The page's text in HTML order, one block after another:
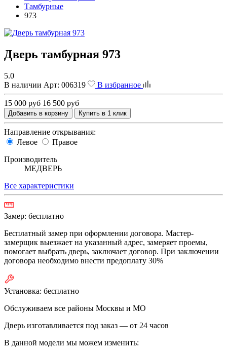
Тамбурные
973
Дверь тамбурная 973
5.0
В наличии Арт: 006319 В избранное
15 000 руб 16 500 руб
Добавить в корзину Купить в 1 клик
Направление открывания:
Левое
Правое
Производитель
МЕДВЕРЬ
Все характеристики
Замер: бесплатно
Бесплатный замер при оформлении договора. Мастер-
замерщик выезжает на указанный адрес, замеряет проемы,
помогает выбрать дверь, заключает договор. При заключении
договора необходимо внести предоплату 30%
Установка: бесплатно
Обслуживаем все районы Москвы и МО
Дверь изготавливается под заказ — от 24 часов
В данной модели мы можем изменить: